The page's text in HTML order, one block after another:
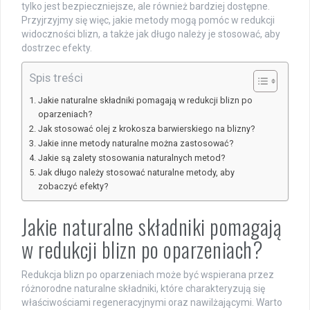
tylko jest bezpieczniejsze, ale również bardziej dostępne.
Przyjrzyjmy się więc, jakie metody mogą pomóc w redukcji
widoczności blizn, a także jak długo należy je stosować, aby
dostrzec efekty.
Spis treści
Jakie naturalne składniki pomagają w redukcji blizn po
oparzeniach?
Jak stosować olej z krokosza barwierskiego na blizny?
Jakie inne metody naturalne można zastosować?
Jakie są zalety stosowania naturalnych metod?
Jak długo należy stosować naturalne metody, aby
zobaczyć efekty?
Jakie naturalne składniki pomagają
w redukcji blizn po oparzeniach?
Redukcja blizn po oparzeniach może być wspierana przez
różnorodne naturalne składniki, które charakteryzują się
właściwościami regeneracyjnymi oraz nawilżającymi. Warto